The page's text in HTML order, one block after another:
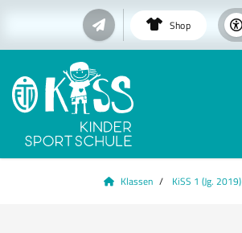
Shop
Klassen KiSS 1 (Jg. 2019)